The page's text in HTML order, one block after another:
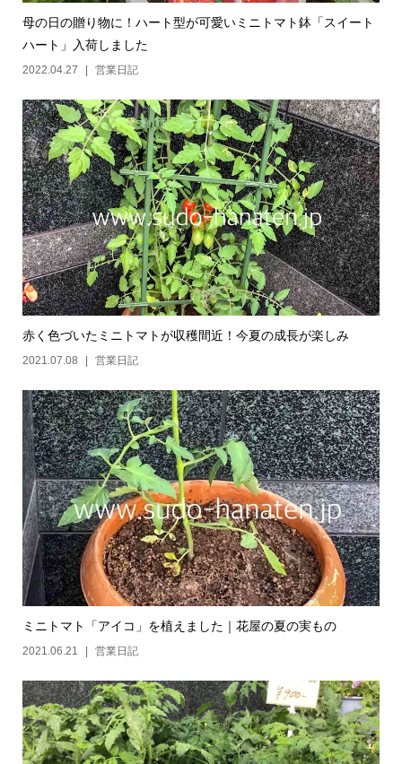
母の日の贈り物に！ハート型が可愛いミニトマト鉢「スイート
ハート」入荷しました
2022.04.27 営業日記
赤く色づいたミニトマトが収穫間近！今夏の成長が楽しみ
2021.07.08 営業日記
ミニトマト「アイコ」を植えました｜花屋の夏の実もの
2021.06.21 営業日記